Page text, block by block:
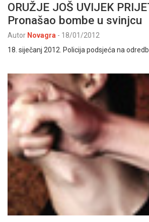
ORUŽJE JOŠ UVIJEK
Pronašao bombe u svinjcu
Autor Novagra - 18/01/2012
18. siječanj 2012. Policija podsjeća na